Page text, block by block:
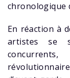
chronologique
En réaction à
artistes se